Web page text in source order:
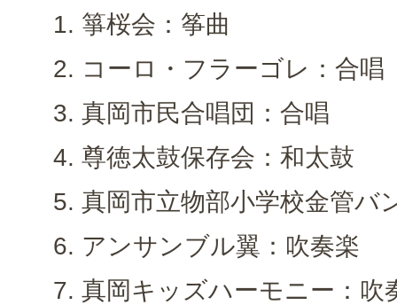
箏桜会：筝曲
コーロ・フラーゴレ：合唱
真岡市民合唱団：合唱
尊徳太鼓保存会：和太鼓
真岡市立物部小学校金管バ
アンサンブル翼：吹奏楽
真岡キッズハーモニー：吹